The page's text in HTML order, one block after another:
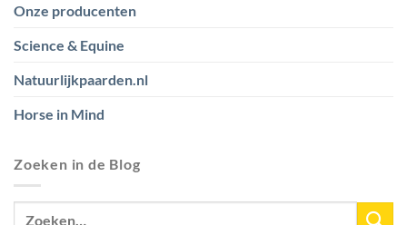
Onze producenten
Science & Equine
Natuurlijkpaarden.nl
Horse in Mind
Zoeken in de Blog